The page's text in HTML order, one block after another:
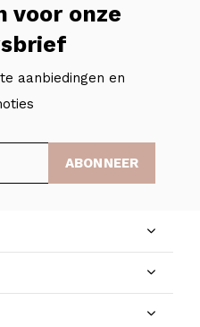
voor onze
aanbiedingen en
ABONNEER